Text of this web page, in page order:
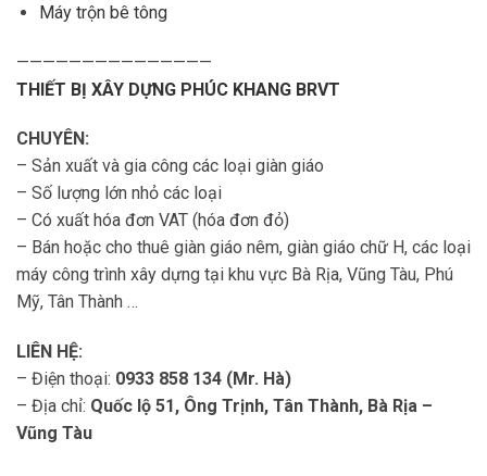
Máy trộn bê tông
———————————————
THIẾT BỊ XÂY DỰNG PHÚC KHANG BRVT
CHUYÊN:
– Sản xuất và gia công các loại giàn giáo
– Số lượng lớn nhỏ các loại
– Có xuất hóa đơn VAT (hóa đơn đỏ)
– Bán hoặc cho thuê giàn giáo nêm, giàn giáo chữ H, các loại
máy công trình xây dựng tại khu vực Bà Rịa, Vũng Tàu, Phú
Mỹ, Tân Thành …
LIÊN HỆ:
– Điện thoại: 0933 858 134 (Mr. Hà)
– Địa chỉ: Quốc lộ 51, Ông Trịnh, Tân Thành, Bà Rịa –
Vũng Tàu